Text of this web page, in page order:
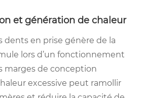
et génération de chaleur
dents en prise génère de la
lors d’un fonctionnement
marges de conception
excessive peut ramollir